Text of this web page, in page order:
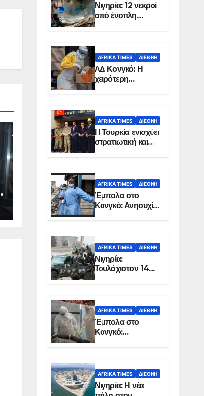
Νιγηρία: 12 νεκροί
από ένοπλη
επίθεση σε χωριό
AFRIKA TIMES ΔΙΕΘΝΉ
ΛΔ Κονγκό: Η
χειρότερη
επιδημία Έμπολα
χώρας
AFRIKA TIMES ΔΙΕΘΝΉ
Η Τουρκία ενισχύει
στρατιωτική και
ενεργειακή
Σομαλία
AFRIKA TIMES ΔΙΕΘΝΉ
Έμπολα στο
Κονγκό: Ανησυχία
για τη μεγάλη
AFRIKA TIMES ΔΙΕΘΝΉ
Νιγηρία:
Τουλάχιστον 14
νεκροί από
στην Οτούκπο
AFRIKA TIMES ΔΙΕΘΝΉ
Έμπολα στο
Κονγκό:
Ξεπέρασαν τους
AFRIKA TIMES ΔΙΕΘΝΉ
Νιγηρία: Η νέα